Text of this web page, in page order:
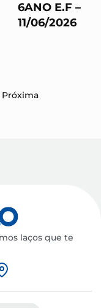
6ANO E.F –
11/06/2026
Próxima
laços que te